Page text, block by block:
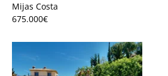
Mijas Costa
675.000€